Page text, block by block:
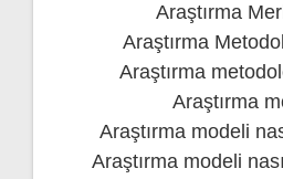
Araştırma
Araştırma
Araştırma
Araştırma
Araştırma modeli
Araştırma modeli